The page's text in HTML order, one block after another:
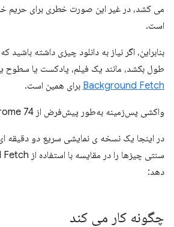
می کشد، در غیر این صورت خطری برای حریم
است.
بنابراین، اگر نیاز به دانلود چیزی داشته
طول بکشد، مانند یک فیلم، پادکست یا سطوح
Background Fetch برای همین است.
واکشی پس‌زمینه به‌طور پیش‌فرض از Chrome 74 در دسترس است.
در اینجا یک نسخه ی نمایشی سریع دو دقیقه
دهد:
چگونه کار می کند